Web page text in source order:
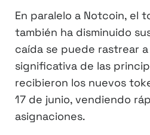
En paralelo a Notcoin, el
también ha disminuido
caída se puede rastrear
significativa de las
recibieron los nuevos
17 de junio, vendiendo
asignaciones.